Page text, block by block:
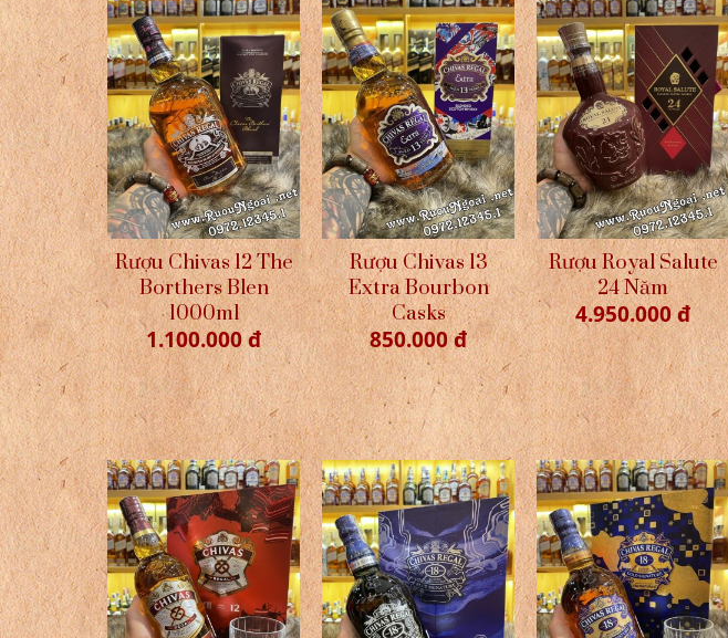
Rượu Chivas 12 The
Borthers Blen
1000ml
1.100.000 đ
Rượu Chivas 13
Extra Bourbon
Casks
850.000 đ
Rượu Royal Salute
24 Năm
4.950.000 đ